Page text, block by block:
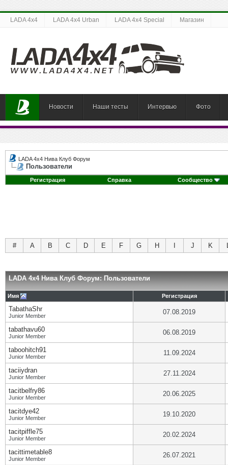
LADA 4x4 LADA 4x4 Urban LADA 4x4 Special Магазин
Новости Наши тесты Интервью Фото
LADA 4x4 Нива Клуб Форум
Пользователи
Регистрация Справка Сообщество
# A B C D E F G H J K
LADA 4x4 Нива Клуб Форум: Пользователи
Имя Регистрация
TabathaShr
Junior Member 07.08.2019
tabathavu60
Junior Member 06.08.2019
taboohitch91
Junior Member 11.09.2024
taciiydran
Junior Member 27.11.2024
tacitbelfry86
Junior Member 20.06.2025
tacitdye42
Junior Member 19.10.2020
tacitpiffle75
Junior Member 20.02.2024
tacittimetable8
Junior Member 26.07.2021